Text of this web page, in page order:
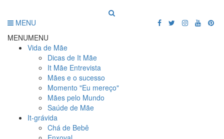
MENU
MENUMENU
Vida de Mãe
Dicas de It Mãe
It Mãe Entrevista
Mães e o sucesso
Momento "Eu mereço"
Mães pelo Mundo
Saúde de Mãe
It-grávida
Chá de Bebê